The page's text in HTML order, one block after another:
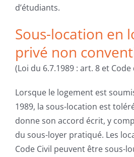
d’étudiants.
Sous-location en
privé non
(Loi du 6.7.1989 : art. 8 et Code
Lorsque le logement est
1989, la sous-location est
donne son accord écrit, y
du sous-loyer pratiqué. Les
Code Civil peuvent être sous-